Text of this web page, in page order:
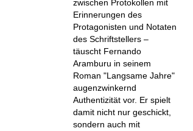
zwischen Protokollen mit
Erinnerungen des
Protagonisten und Notaten
des Schriftstellers –
täuscht Fernando
Aramburu in seinem
Roman "Langsame Jahre"
augenzwinkernd
Authentizität vor. Er spielt
damit nicht nur geschickt,
sondern auch mit